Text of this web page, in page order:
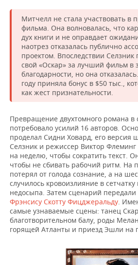
Митчелл не стала участвовать в
фильма. Она волновалась, что
дух книги и не оправдает
наотрез отказалась публично
проектом. Впоследствии Селзник
свой «Оскар» за лучший фильм в
благодарности, но она
году приняла бонус в $50 тыс.,
как жест признательности.
Превращение двухтомного романа в
потребовало усилий 16 авторов.
проделал Сидни Ховард, его версия
Селзник и режиссер Виктор
на неделю, чтобы сократить текст.
чтобы не сбивать рабочий ритм. На
потерял от голода сознание, а на
случилось кровоизлияние в сетчатку
недосыпа. Затем сценарий передали
Фрэнсису Скотту Фицджеральду.
самые узнаваемые сцены: танец
благотворительном балу, роды
горящей Атланты и приезд Эшли на